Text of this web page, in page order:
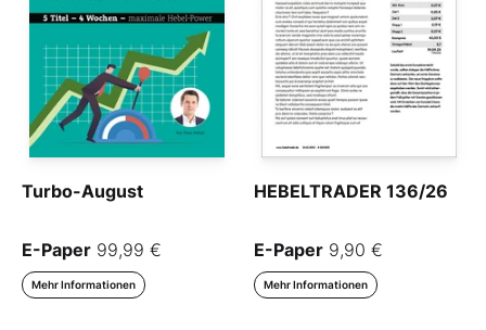
Turbo-August
E-Paper 99,99 €
Mehr Informationen
HEBELTRADER 136/26
E-Paper 9,90 €
Mehr Informationen